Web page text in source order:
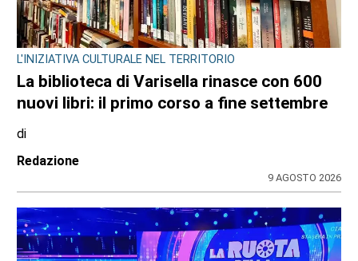
Redazione CRP
31 LUGLIO 2026
ULTIME NOTIZIE